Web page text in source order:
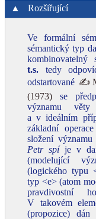
▲ Rozšiřující
Ve formální
sémantický typ
t.s. tedy
odstartované
(1973) se
významu věty
a v ideálním
základní
složení
Petr spíje v
(modelující
(logického typu
typ <e> (atom
pravdivostní
V takovém
(propozice)